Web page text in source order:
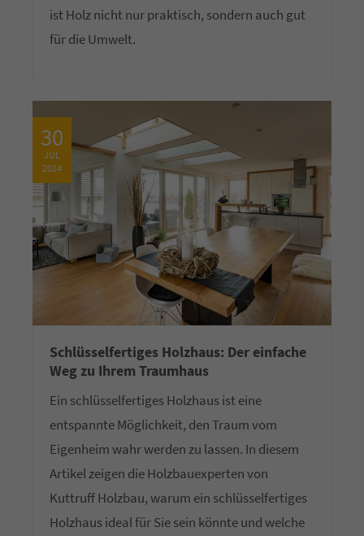
ist Holz nicht nur praktisch, sondern auch gut
für die Umwelt.
30
JUL
2024
Schlüsselfertiges Holzhaus: Der einfache
Weg zu Ihrem Traumhaus
Ein schlüsselfertiges Holzhaus ist eine
entspannte Möglichkeit, den Traum vom
Eigenheim wahr werden zu lassen. In diesem
Artikel zeigen die Holzbauexperten von
Kuttruff Holzbau, warum ein schlüsselfertiges
Holzhaus ideal für Sie sein könnte und welche